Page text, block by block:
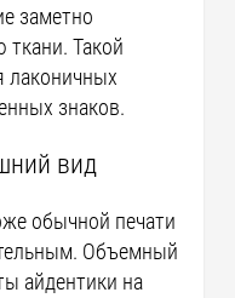
заметно
ткани. Такой
лаконичных
знаков.
вид
обычной печати
Объемный
айдентики на